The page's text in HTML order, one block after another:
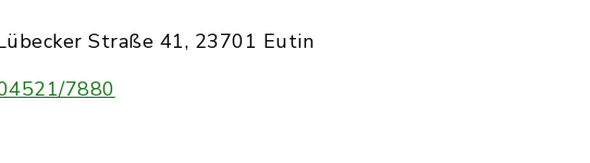
Straße 41, 23701 Eutin
7880